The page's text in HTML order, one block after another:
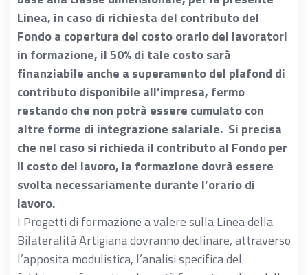
Linea, in caso di richiesta del contributo del
Fondo a copertura del costo orario dei lavoratori
in formazione, il 50% di tale costo sarà
finanziabile anche a superamento del plafond di
contributo disponibile all’impresa, fermo
restando che non potrà essere cumulato con
altre forme di integrazione salariale. Si precisa
che nel caso si richieda il contributo al Fondo per
il costo del lavoro, la formazione dovrà essere
svolta necessariamente durante l’orario di
lavoro.
I Progetti di formazione a valere sulla Linea della
Bilateralità Artigiana dovranno declinare, attraverso
l’apposita modulistica, l’analisi specifica del